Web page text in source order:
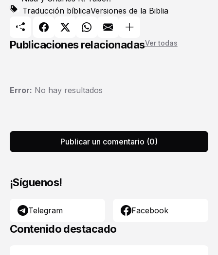
Traducción bíblicaVersiones de la Biblia
Publicaciones relacionadasVer todas
Error: No hay resultados
Publicar un comentario (0)
¡Síguenos!
Telegram Facebook
Contenido destacado